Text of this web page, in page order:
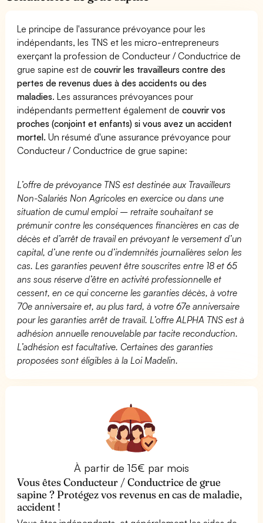
Le principe de l'assurance prévoyance pour les
indépendants, les TNS et les micro-entrepreneurs
exerçant la profession de Conducteur / Conductrice de
grue sapine est decouvrir les travailleurs contre des
pertes de revenus dues à des accidents ou des
maladies. Les assurances prévoyances pour
indépendants permettent également decouvrir vos
proches (conjoint et enfants) si vous avez un accident
mortel. Un résumé d'une assurance prévoyance pour
Conducteur / Conductrice de grue sapine:
L’offre de prévoyance TNS est destinée aux Travailleurs
Non-Salariés Non Agricoles en exercice ou dans une
situation de cumul emploi – retraite souhaitant se
prémunir contre les conséquences financières en cas de
décès et d’arrêt de travail en prévoyant le versement d’un
capital, d’une rente ou d’indemnités journalières selon les
cas. Les garanties peuvent être souscrites entre 18 et 65
ans sous réserve d’être en activité professionnelle et
cessent, en ce qui concerne les garanties décès, à votre
70e anniversaire et, au plus tard, à votre 67e anniversaire
pour les garanties arrêt de travail. L’offre ALPHA TNS est à
adhésion annuelle renouvelable par tacite reconduction.
L’adhésion est facultative. Certaines des garanties
proposées sont éligibles à la Loi Madelin.
À partir de 15€ par mois
Vous êtes Conducteur / Conductrice de grue
sapine ? Protégez vos revenus en cas de maladie,
accident !